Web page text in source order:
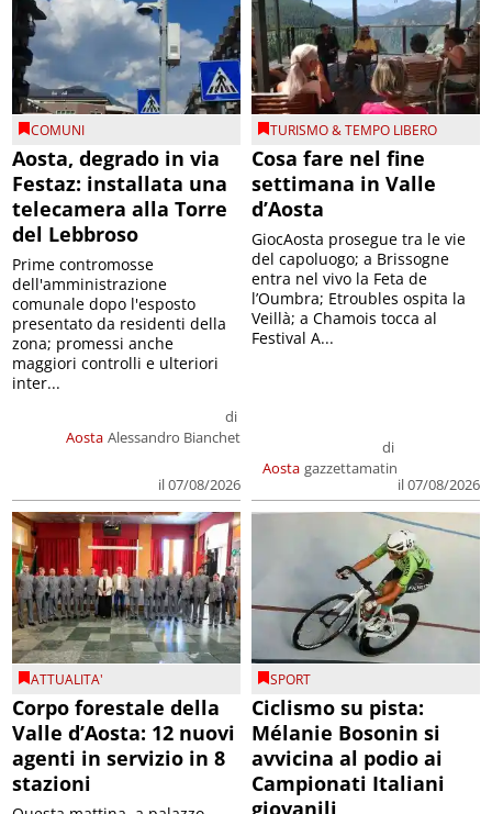
COMUNI
Aosta, degrado in via
Festaz: installata una
telecamera alla Torre
del Lebbroso
Aosta
di
Alessandro Bianchet
il 07/08/2026
Prime contromosse
dell'amministrazione
comunale dopo l'esposto
presentato da residenti della
zona; promessi anche
maggiori controlli e ulteriori
inter...
TURISMO & TEMPO LIBERO
Cosa fare nel fine
settimana in Valle
d’Aosta
Aosta
di
gazzettamatin
il 07/08/2026
GiocAosta prosegue tra le vie
del capoluogo; a Brissogne
entra nel vivo la Feta de
l’Oumbra; Etroubles ospita la
Veillà; a Chamois tocca al
Festival A...
ATTUALITA'
Corpo forestale della
Valle d’Aosta: 12 nuovi
agenti in servizio in 8
stazioni
SPORT
Ciclismo su pista:
Mélanie Bosonin si
avvicina al podio ai
Campionati Italiani
giovanili